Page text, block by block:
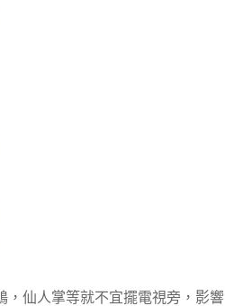
，仙人掌等就不宜擺電視旁，影響